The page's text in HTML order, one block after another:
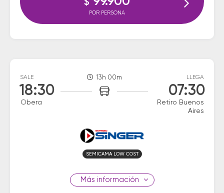
$
POR PERSONA
SALE
18:30
Obera
13h 00m LLEGA
07:30
Retiro Buenos
Aires
SEMICAMA LOW COST
información